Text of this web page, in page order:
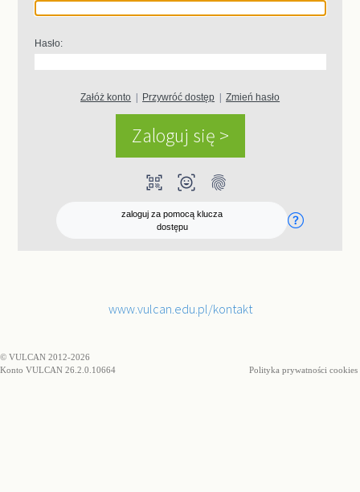
Hasło:
Załóż konto Przywróć dostęp |Zmień hasło
qr_code_scanner ar_on_you fingerprint
zaloguj za pomocą klucza
dostępu
www.vulcan.edu.pl/kontakt
© VULCAN 2012-2026
Konto VULCAN 26.2.0.10664
Polityka prywatności cookies